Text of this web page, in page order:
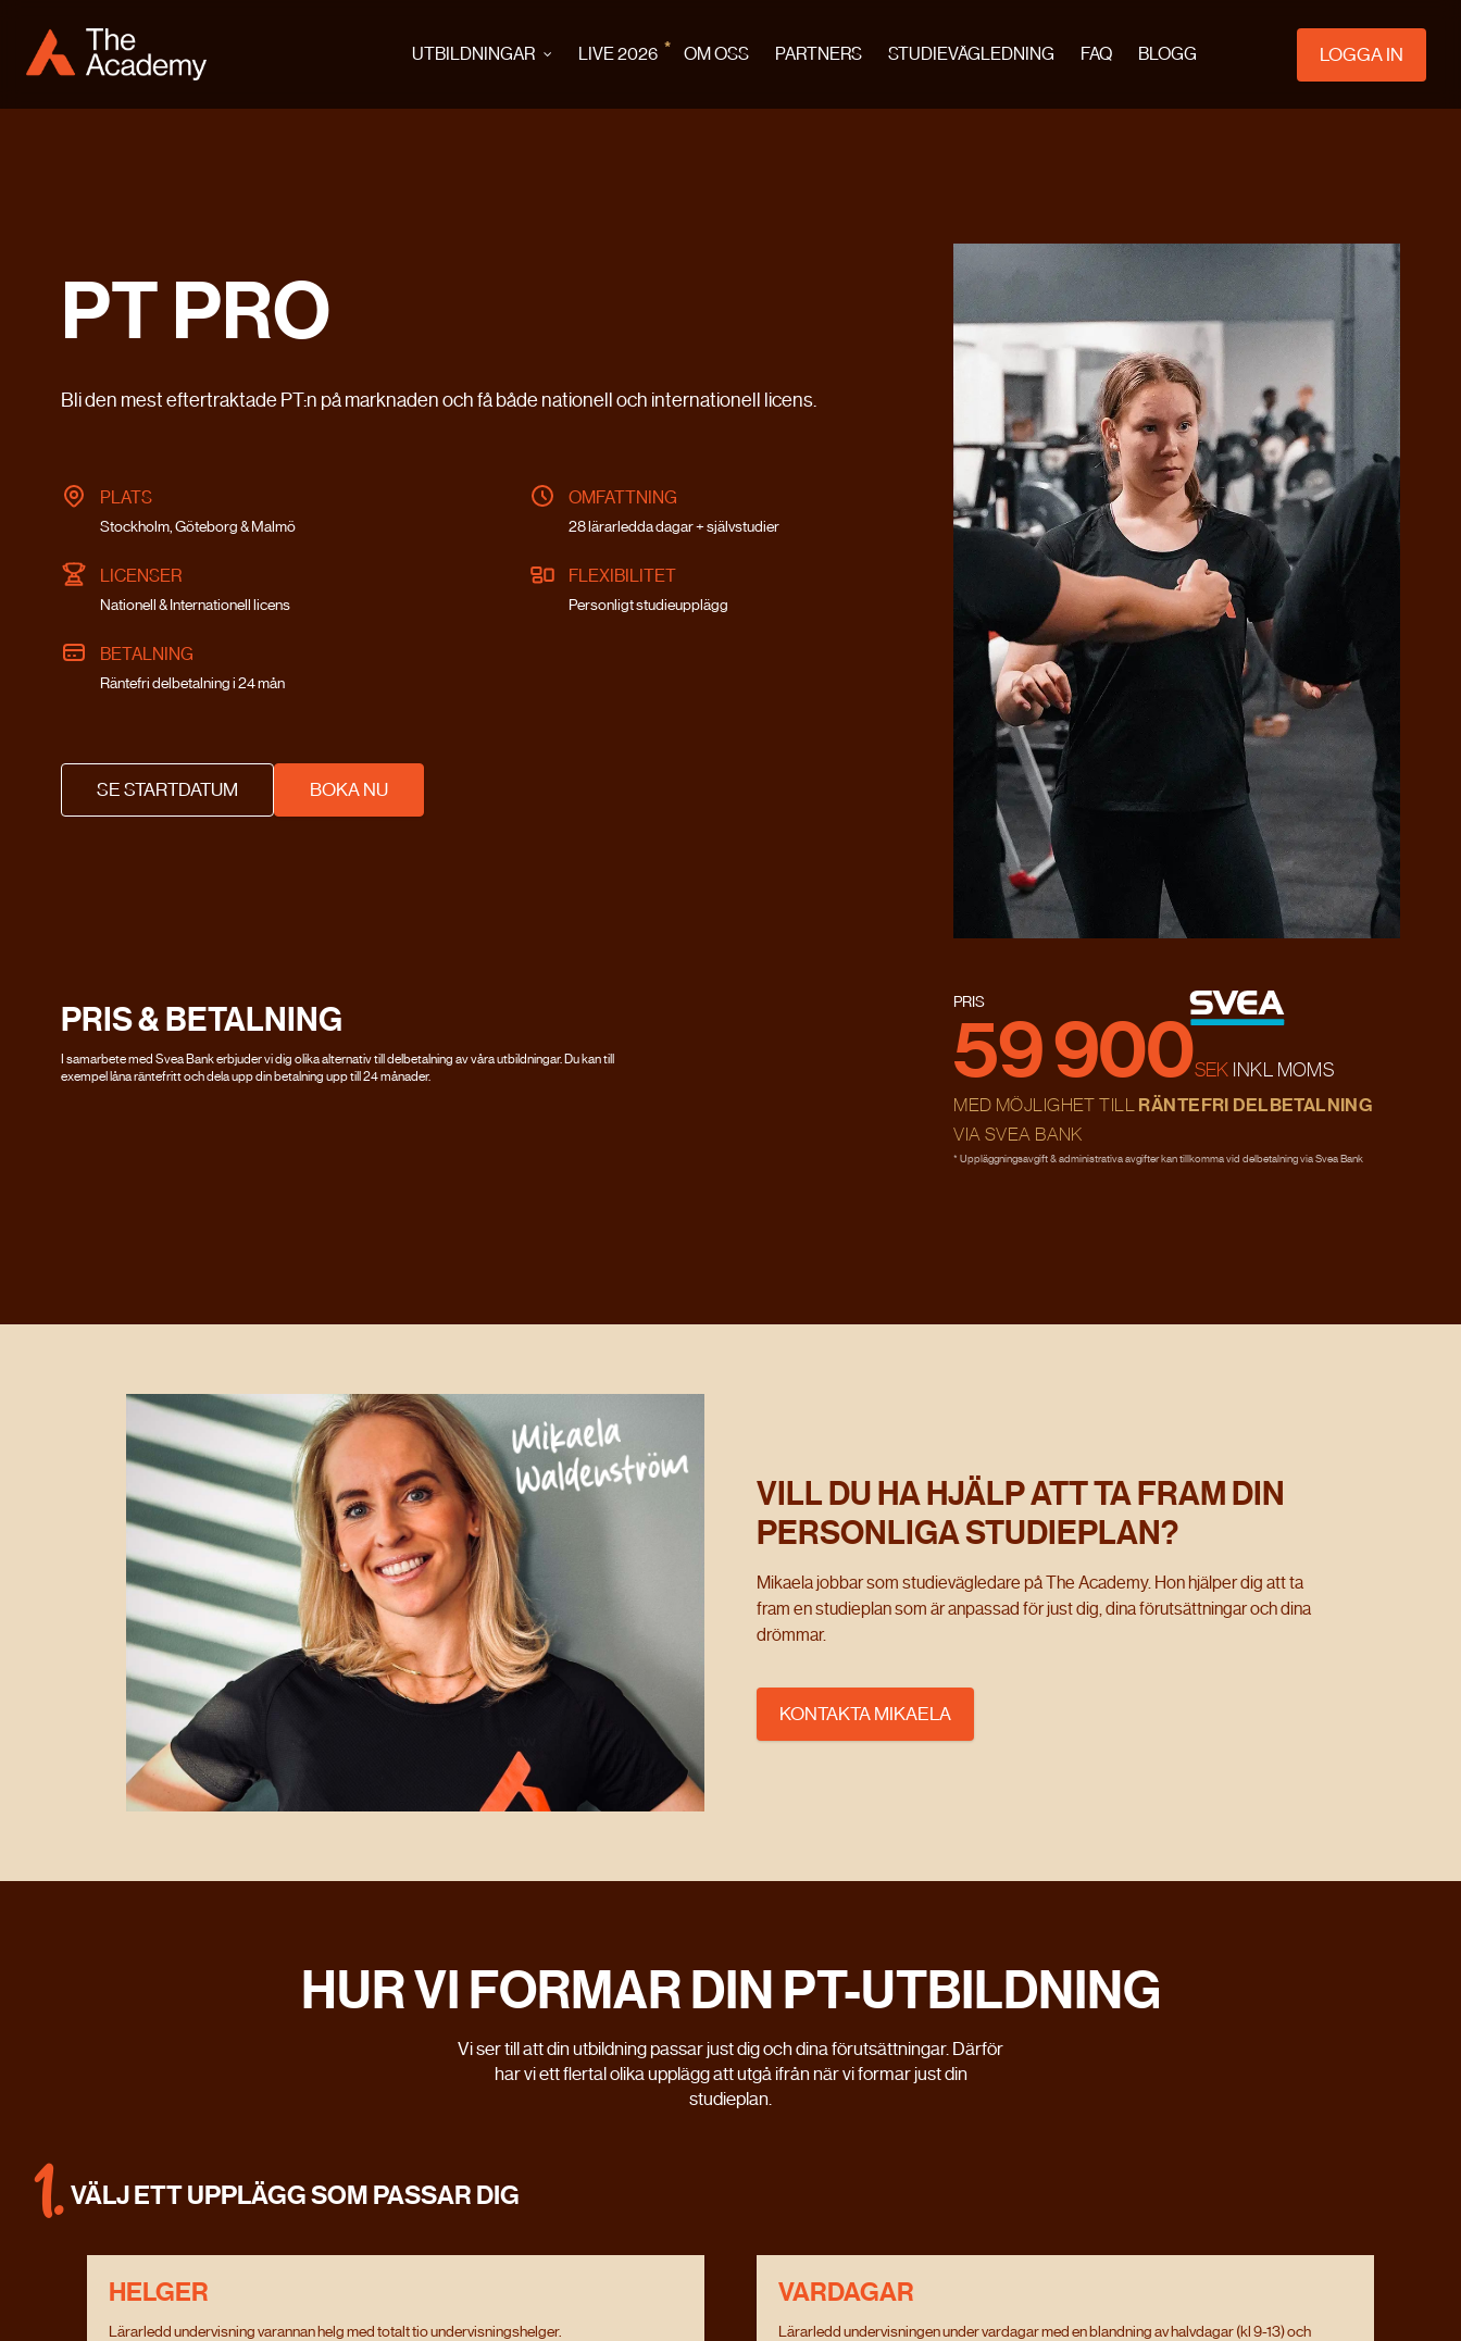
UTBILDNINGAR LIVE 2026 * OM OSS PARTNERS STUDIEVÄGLEDNING FAQ BLOGG LOGGA IN
PT PRO
Bli den mest eftertraktade PT:n på marknaden och få både nationell och internationell licens.
PLATS
Stockholm, Göteborg & Malmö
OMFATTNING
28 lärarledda dagar + självstudier
LICENSER
Nationell & Internationell licens
FLEXIBILITET
Personligt studieupplägg
BETALNING
Räntefri delbetalning i 24 mån
SE STARTDATUM BOKA NU
PRIS & BETALNING
I samarbete med Svea Bank erbjuder vi dig olika alternativ till delbetalning av våra utbildningar. Du kan till
exempel låna räntefritt och dela upp din betalning upp till 24 månader.
PRIS
59 900SEK INKL MOMS
MED MÖJLIGHET TILL RÄNTEFRI DELBETALNING
VIA SVEA BANK
* Uppläggningsavgift & administrativa avgifter kan tillkomma vid delbetalning via Svea Bank
Mikaela
Waldenström
VILL DU HA HJÄLP ATT TA FRAM DIN
PERSONLIGA STUDIEPLAN?
Mikaela jobbar som studievägledare på The Academy. Hon hjälper dig att ta
fram en studieplan som är anpassad för just dig, dina förutsättningar och dina
drömmar.
KONTAKTA MIKAELA
HUR VI FORMAR DIN PT-UTBILDNING
Vi ser till att din utbildning passar just dig och dina förutsättningar. Därför
har vi ett flertal olika upplägg att utgå ifrån när vi formar just din
studieplan.
1. VÄLJ ETT UPPLÄGG SOM PASSAR DIG
HELGER
Lärarledd undervisning varannan helg med totalt tio undervisningshelger.
VARDAGAR
Lärarledd undervisningen under vardagar med en blandning av halvdagar (kl 9-13) och
THE ACADEMY
2026